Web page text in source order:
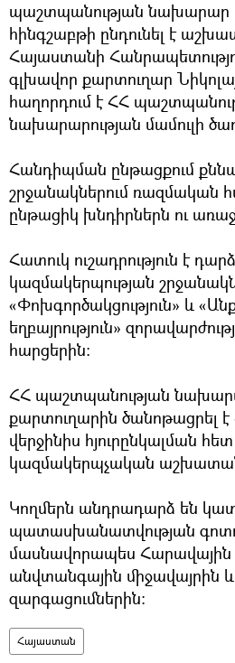
պաշտպանության նախարար
հինգշաբթի ընդունել է
Հայաստանի
գլխավոր քարտուղար Նիկոլայ
հաղորդում է ՀՀ
նախարարության մամուլի
Հանդիպման ընթացքում
շրջանակներում ռազմական
ընթացիկ խնդիրներն ու
Հատուկ ուշադրություն է
կազմակերպության
«Փոխգործակցություն» և
եղբայրություն»
հարցերին:
ՀՀ պաշտպանության
քարտուղարին ծանոթացրել
վերջինիս հյուրընկալման
կազմակերպչական
Կողմերն անդրադարձ են
պատասխանատվության
մասնավորապես Հարավային
անվտանգային միջավայրին
զարգացումներին:
Հայաստան